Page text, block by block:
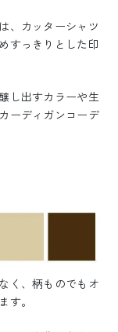
、カッターシャツ
すっきりとした印
し出すカラーや生
ーディガンコーデ
く、柄ものでもオ
す。